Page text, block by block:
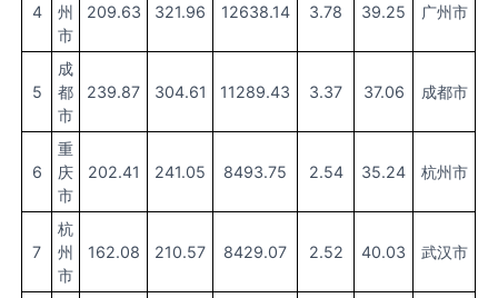
4
州
市
209.63 321.96 12638.14 3.78 39.25 广州市
5
成
都
市
239.87 304.61 11289.43 3.37 37.06 成都市
6
重
庆
市
202.41 241.05 8493.75 2.54 35.24 杭州市
7
杭
州
市
162.08 210.57 8429.07 2.52 40.03 武汉市